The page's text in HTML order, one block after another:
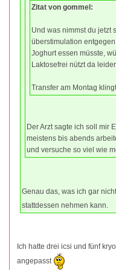
Zitat von gommel:
Und was nimmst du jetzt
überstimulation
Joghurt essen müsste,
Laktosefrei nützt da
Transfer am Montag
Der Arzt sagte ich soll mir
meistens bis abends
und versuche so viel wie
Genau das, was ich gar
stattdessen nehmen kann.
Ich hatte drei icsi und fünf
angepasst